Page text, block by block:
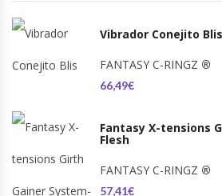
Vibrador Conejito Blis
FANTASY C-RINGZ ®
66,49€
Fantasy X-tensions
Flesh
FANTASY C-RINGZ ®
57,41€